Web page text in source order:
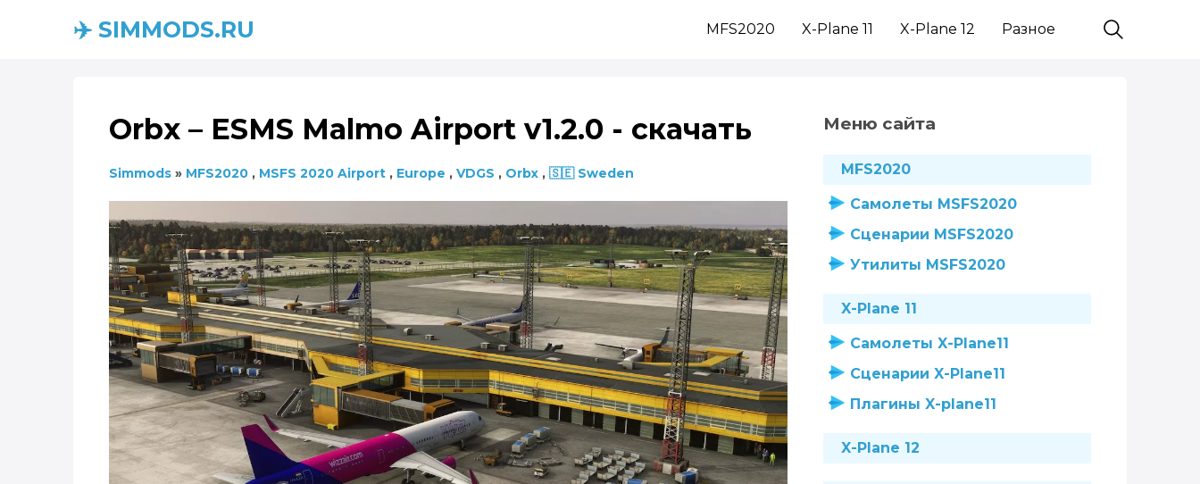
✈️ SIMMODS.RU MFS2020 X-Plane 11 X-Plane 12 Разное
Orbx – ESMS Malmo Airport v1.2.0 - скачать
Simmods » MFS2020 , MSFS 2020 Airport , Europe , VDGS , Orbx , 🇸🇪 Sweden
Меню сайта
MFS2020
Самолеты MSFS2020
Сценарии MSFS2020
Утилиты MSFS2020
X-Plane 11
Самолеты X-Plane11
Сценарии X-Plane11
Плагины X-plane11
X-Plane 12